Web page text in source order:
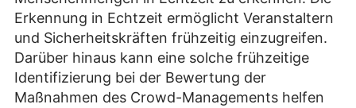
Erkennung in Echtzeit ermöglicht Veranstaltern
und Sicherheitskräften frühzeitig einzugreifen.
Darüber hinaus kann eine solche frühzeitige
Identifizierung bei der Bewertung der
Maßnahmen des Crowd-Managements helfen